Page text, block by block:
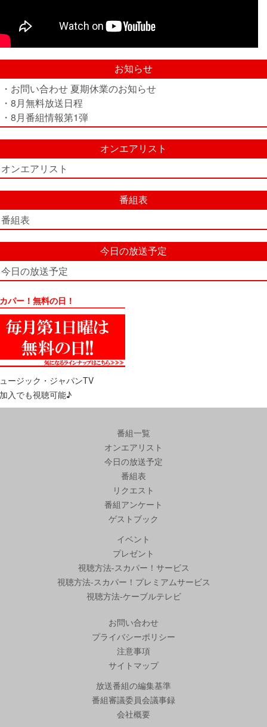
お知らせ
・お問い合わせ 夏期休業のお知らせ
・8月無料放送日程
・8月番組情報第1弾
オンエアリスト
オンエアリスト
番組表
番組表
今日の放送予定
今日の放送予定
パー！無料の日！
ージック・ジャパンTV
入でも視聴可能♪
番組一覧
オンエアリスト
今日の放送予定
番組表
リクエスト
番組アンケート
ゲストブック
イベント
プレゼント
視聴方法-スカパー！サービス
視聴方法-スカパー！プレミアムサービス
視聴方法-ケーブルテレビ
お問い合わせ
プライバシーポリシー
注意事項
サイトマップ
放送番組の編集基準
番組審議委員会議事録
会社概要